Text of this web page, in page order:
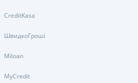
CreditKasa
ШвидкоГроші
Miloan
MyCredit